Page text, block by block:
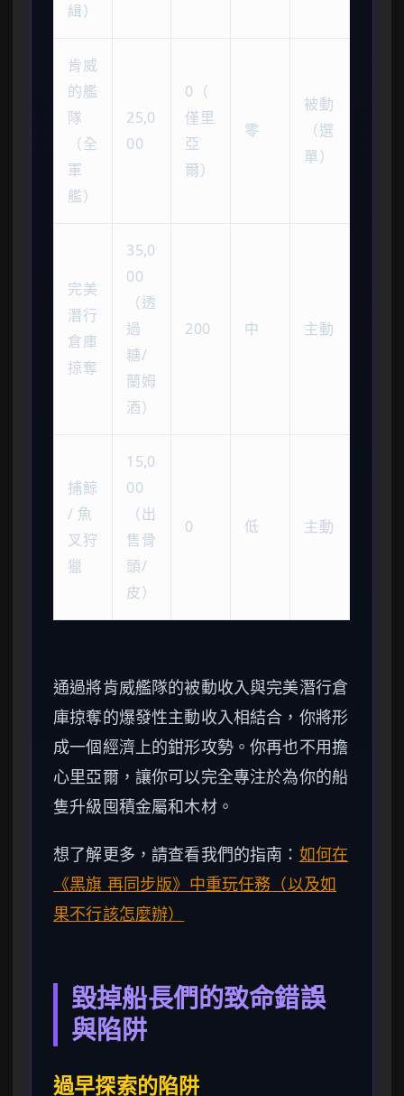
緝）
肯威
的艦
隊
（全
軍
艦）
25,0
00
0（
僅里
亞
爾）
零
被動
（選
單）
完美
潛行
倉庫
掠奪
35,0
00
（透
過
糖/
蘭姆
酒）
200 中 主動
捕鯨
/ 魚
叉狩
獵
15,0
00
（出
售骨
頭/
皮）
0 低 主動
通過將肯威艦隊的被動收入與完美潛行倉
庫掠奪的爆發性主動收入相結合，你將形
成一個經濟上的鉗形攻勢。你再也不用擔
心里亞爾，讓你可以完全專注於為你的船
隻升級囤積金屬和木材。
想了解更多，請查看我們的指南： 如何在
《黑旗 再同步版》中重玩任務（以及如
果不行該怎麼辦）
毀掉船長們的致命錯誤
與陷阱
過早探索的陷阱